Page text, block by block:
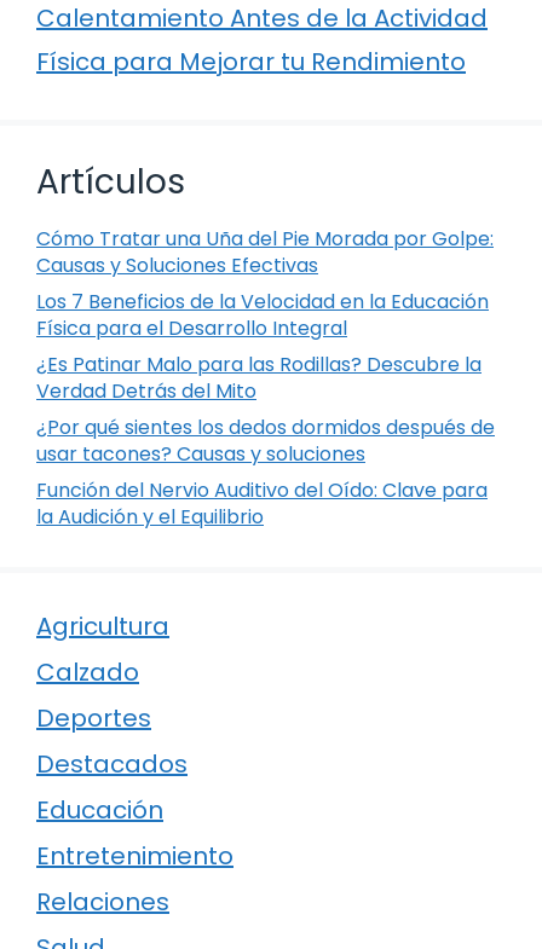
Calentamiento Antes de la Actividad
Física para Mejorar tu Rendimiento
Artículos
Cómo Tratar una Uña del Pie Morada por Golpe:
Causas y Soluciones Efectivas
Los 7 Beneficios de la Velocidad en la Educación
Física para el Desarrollo Integral
¿Es Patinar Malo para las Rodillas? Descubre la
Verdad Detrás del Mito
¿Por qué sientes los dedos dormidos después de
usar tacones? Causas y soluciones
Función del Nervio Auditivo del Oído: Clave para
la Audición y el Equilibrio
Agricultura
Calzado
Deportes
Destacados
Educación
Entretenimiento
Relaciones